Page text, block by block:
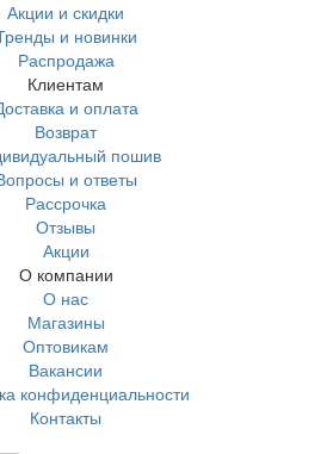
Акции и скидки
и новинки
Распродажа
Клиентам
и оплата
Возврат
пошив
и ответы
Рассрочка
Отзывы
Акции
О компании
О нас
Магазины
Оптовикам
Вакансии
конфиденциальности
Контакты